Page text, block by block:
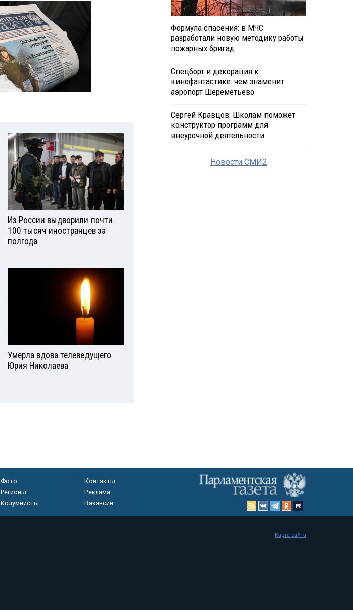
Из России выдворили почти
100 тысяч иностранцев за
полгода
Умерла вдова телеведущего
Юрия Николаева
Формула спасения: в МЧС
разработали новую методику работы
пожарных бригад
Спецборт и декорация к
кинофантастике: чем знаменит
аэропорт Шереметьево
Сергей Кравцов: Школам поможет
конструктор программ для
внеурочной деятельности
Новости СМИ2
Фото
Регионы
Колумнисты
Контакты
Реклама
Вакансии
Карта сайта